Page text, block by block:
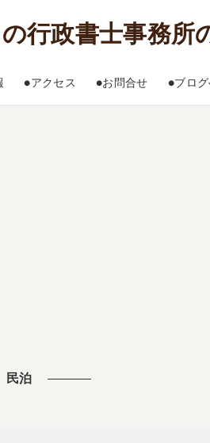
●アクセス ●お問合せ ●ブログ
民泊